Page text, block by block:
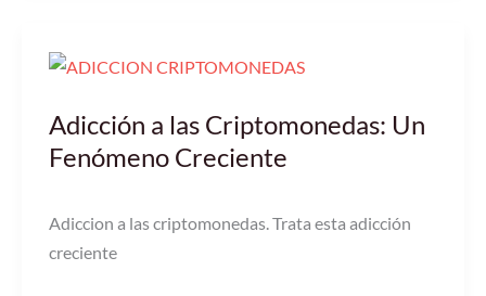
Adicción a las Criptomonedas: Un
Fenómeno Creciente
Adiccion a las criptomonedas. Trata esta adicción
creciente
Adicción
las
Criptomonedas: